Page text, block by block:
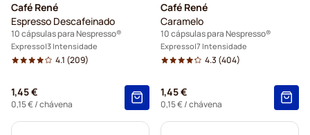
Café René
Espresso Descafeinado
10 cápsulas para Nespresso®
Expresso 3 Intensidade
4.1 (209)
1,45 €
0,15 €/ chávena
Café René
Caramelo
10 cápsulas para Nespresso®
Expresso 7 Intensidade
4.3 (404)
1,45 €
0,15 €/ chávena
Cápsulas de café illy para Nespresso®
Cápsulas Café Royal para Nespresso®
Complementos para café para Nespresso®